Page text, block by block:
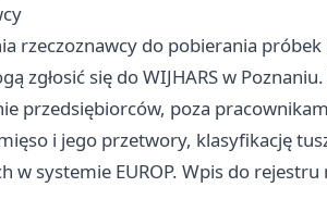
rzeczoznawcy do pobierania
zgłosić się do WIJHARS w
przedsiębiorców, poza
i jego przetwory, klasyfikację
w systemie EUROP. Wpis do